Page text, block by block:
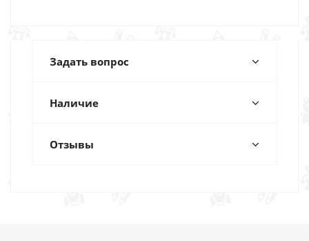
Задать вопрос
Наличие
Отзывы